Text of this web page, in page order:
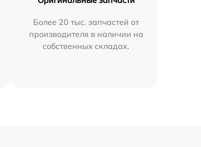
Более 20 тыс. запчастей от
производителя в наличии на
собственных складах.